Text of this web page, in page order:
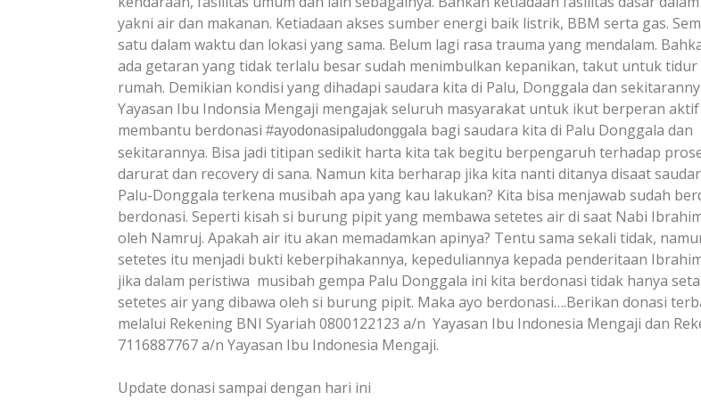
yakni air dan makanan. Ketiadaan akses sumber energi baik listrik, BBM serta gas.
satu dalam waktu dan lokasi yang sama. Belum lagi rasa trauma yang mendalam.
ada getaran yang tidak terlalu besar sudah menimbulkan kepanikan, takut untuk tidur
rumah. Demikian kondisi yang dihadapi saudara kita di Palu, Donggala dan
Yayasan Ibu Indonsia Mengaji mengajak seluruh masyarakat untuk ikut berperan aktif
membantu berdonasi #ayodonasipaludonggala bagi saudara kita di Palu Donggala dan
sekitarannya. Bisa jadi titipan sedikit harta kita tak begitu berpengaruh terhadap
darurat dan recovery di sana. Namun kita berharap jika kita nanti ditanya disaat
Palu-Donggala terkena musibah apa yang kau lakukan? Kita bisa menjawab sudah
berdonasi. Seperti kisah si burung pipit yang membawa setetes air di saat Nabi
oleh Namruj. Apakah air itu akan memadamkan apinya? Tentu sama sekali tidak,
setetes itu menjadi bukti keberpihakannya, kepeduliannya kepada penderitaan
jika dalam peristiwa musibah gempa Palu Donggala ini kita berdonasi tidak hanya
setetes air yang dibawa oleh si burung pipit. Maka ayo berdonasi….Berikan donasi
melalui Rekening BNI Syariah 0800122123 a/n Yayasan Ibu Indonesia Mengaji dan
7116887767 a/n Yayasan Ibu Indonesia Mengaji.
Update donasi sampai dengan hari ini